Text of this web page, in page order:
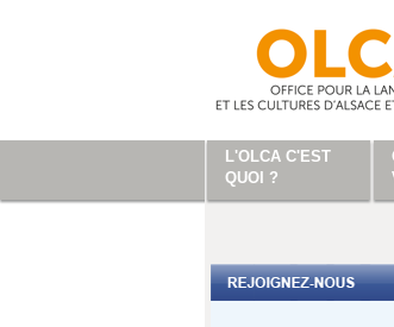
L'OLCA C'EST
QUOI ?